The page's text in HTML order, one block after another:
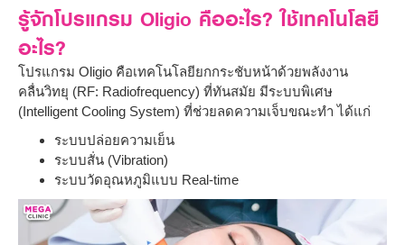
รู้จักโปรแกรม Oligio คืออะไร? ใช้เทคโนโลยี
อะไร?
โปรแกรม Oligio คือเทคโนโลยียกกระชับหน้าด้วยพลังงาน
คลื่นวิทยุ (RF: Radiofrequency) ที่ทันสมัย มีระบบพิเศษ
(Intelligent Cooling System) ที่ช่วยลดความเจ็บขณะทำ ได้แก่
ระบบปล่อยความเย็น
ระบบสั่น (Vibration)
ระบบวัดอุณหภูมิแบบ Real-time